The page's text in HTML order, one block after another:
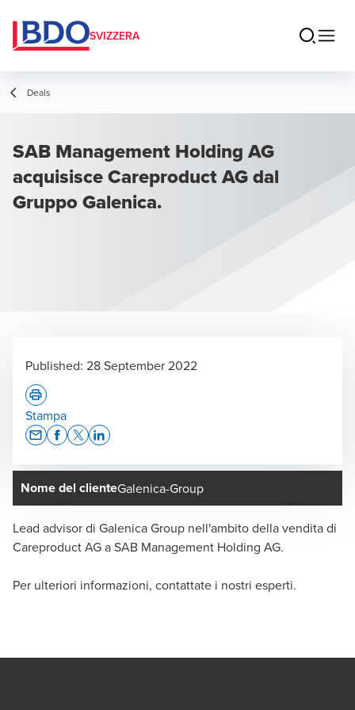
SVIZZERA
Deals
SAB Management Holding AG
acquisisce Careproduct AG dal
Gruppo Galenica.
Nome del clienteGalenica-Group
Lead advisor di Galenica Group nell'ambito della vendita di
Careproduct AG a SAB Management Holding AG.
Per ulteriori informazioni, contattate i nostri esperti.
Published: 28 September 2022
Stampa